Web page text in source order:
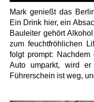
Mark genießt das
Ein Drink hier, ein
Bauleiter gehört
zum feuchtfröhlichen
folgt prompt:
Auto umparkt, wird
Führerschein ist weg,